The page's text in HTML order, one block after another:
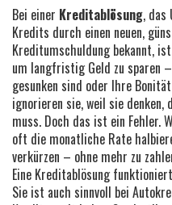
Bei einer Kreditablösung, das
Kredits durch einen neuen,
Kreditumschuldungbekannt,
um langfristig Geld zu sparen
gesunken sind oder Ihre
ignorieren sie, weil sie
muss. Doch das ist ein Fehler.
oft die monatliche Rate
verkürzen – ohne mehr zu
Eine Kreditablösung
Sie ist auch sinnvoll bei